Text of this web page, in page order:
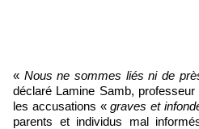
« Nous ne sommes liés ni de
déclaré Lamine Samb,
les accusations «graves et
parents et individus mal